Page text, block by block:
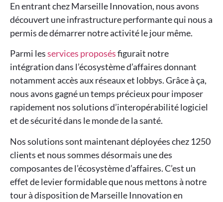
En entrant chez Marseille Innovation, nous avons
découvert une infrastructure performante qui nous a
permis de démarrer notre activité le jour même.
Parmi lesservices proposésfigurait notre
intégration dans l’écosystème d’affaires donnant
notamment accès aux réseaux et lobbys. Grâce à ça,
nous avons gagné un temps précieux pour imposer
rapidement nos solutions d’interopérabilité logiciel
et de sécurité dans le monde de la santé.
Nos solutions sont maintenant déployées chez 1250
clients et nous sommes désormais une des
composantes de l’écosystème d’affaires. C’est un
effet de levier formidable que nous mettons à notre
tour à disposition de Marseille Innovation en